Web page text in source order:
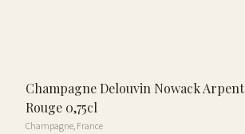
Champagne Delouvin Nowack Arpent
Rouge 0,75cl
Champagne,France